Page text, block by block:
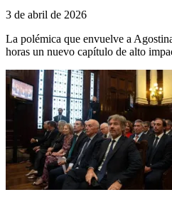
3 de abril de 2026
La polémica que envuelve a
horas un nuevo capítulo de alto